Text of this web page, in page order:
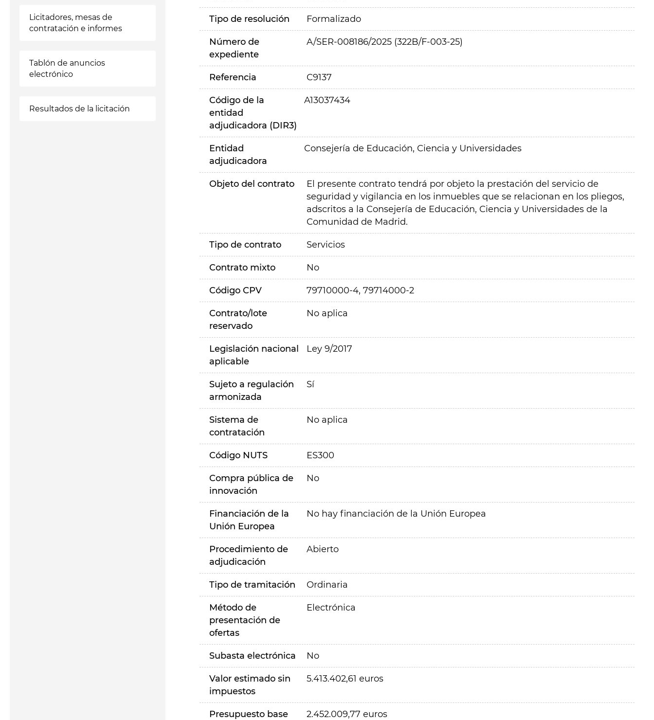
Licitadores, mesas de
contratación e informes
Tablón de anuncios
electrónico
Resultados de la licitación
Tipo de resolución Formalizado
Número de
expediente
A/SER-008186/2025 (322B/F-003-25)
Referencia C9137
Código de la
entidad
adjudicadora (DIR3)
A13037434
Entidad
adjudicadora
Consejería de Educación, Ciencia y Universidades
Objeto del contrato
El presente contrato tendrá por objeto la prestación del servicio de
seguridad y vigilancia en los inmuebles que se relacionan en los pliegos,
adscritos a la Consejería de Educación, Ciencia y Universidades de la
Comunidad de Madrid.
Tipo de contrato Servicios
Contrato mixto No
Código CPV 79710000-4, 79714000-2
Contrato/lote
reservado
No aplica
Legislación nacional
aplicable
Ley 9/2017
Sujeto a regulación
armonizada
Sí
Sistema de
contratación
No aplica
Código NUTS ES300
Compra pública de
innovación
No
Financiación de la
Unión Europea
No hay financiación de la Unión Europea
Procedimiento de
adjudicación
Abierto
Tipo de tramitación Ordinaria
Método de
presentación de
ofertas
Electrónica
Subasta electrónica No
Valor estimado sin
impuestos
5.413.402,61 euros
Presupuesto base
2.452.009,77 euros